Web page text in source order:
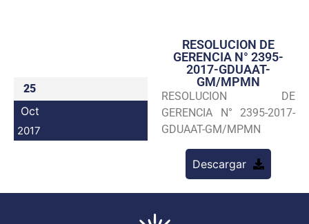
Transparencia
Seguridad
Programas
25
Oct
2017
RESOLUCION DE
GERENCIA N° 2395-
2017-GDUAAT-
GM/MPMN
RESOLUCION DE
GERENCIA N° 2395-2017-
GDUAAT-GM/MPMN
Descargar